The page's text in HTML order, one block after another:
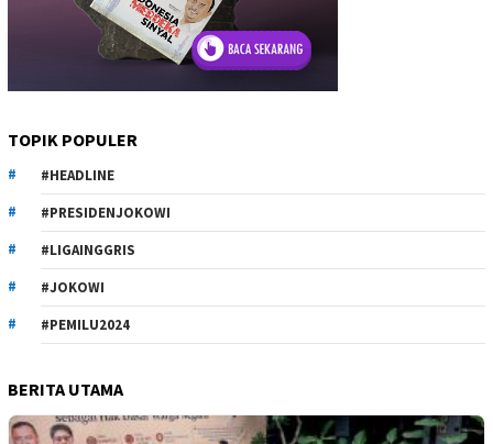
TOPIK POPULER
#HEADLINE
#PRESIDENJOKOWI
#LIGAINGGRIS
#JOKOWI
#PEMILU2024
BERITA UTAMA